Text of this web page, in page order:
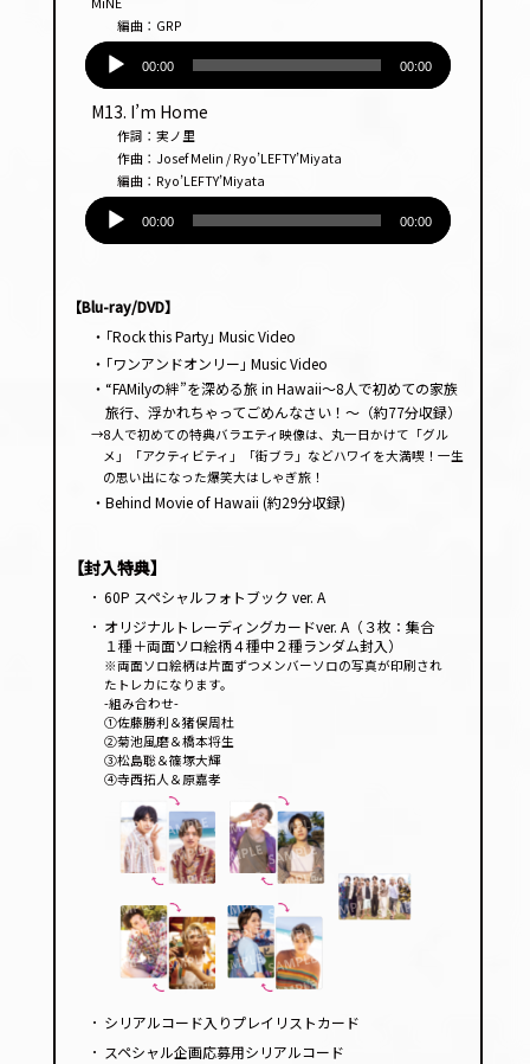
編曲：GRP
レー
00:00 00:00
M13. I’m Home
作詞：実ノ里
作曲：Josef Melin / Ryo’LEFTY’Miyata
編曲：Ryo’LEFTY’Miyata
ヤー
00:00 00:00
【Blu-ray/DVD】
・｢Rock this Party｣ Music Video
・｢ワンアンドオンリー｣ Music Video
・“FAMilyの絆”を深める旅 in Hawaii～8人で初めての家族
旅行、浮かれちゃってごめんなさい！～（約77分収録）
→8人で初めての特典バラエティ映像は、丸一日かけて「グル
メ」「アクティビティ」「街ブラ」などハワイを大満喫！一生
の思い出になった爆笑大はしゃぎ旅！
・Behind Movie of Hawaii (約29分収録)
【封入特典】
･ 60P スペシャルフォトブック ver. A
･ オリジナルトレーディングカードver. A（３枚：集合
１種＋両面ソロ絵柄４種中２種ランダム封入）
※両面ソロ絵柄は片面ずつメンバーソロの写真が印刷され
たトレカになります。
-組み合わせ-
①佐藤勝利＆猪俣周杜
②菊池風磨＆橋本将生
③松島聡＆篠塚大輝
④寺西拓人＆原嘉孝
･ シリアルコード入りプレイリストカード
･ スペシャル企画応募用シリアルコード